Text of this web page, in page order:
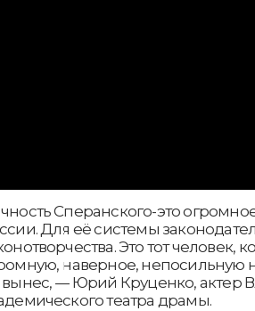
Сперанского-это
Для её системы
Это тот человек,
наверное, непосильную
— Юрий Круценко, актер
театра драмы.